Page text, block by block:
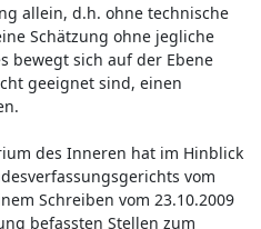
allein, d.h. ohne technische
Schätzung ohne jegliche
bewegt sich auf der Ebene
geeignet sind, einen
des Inneren hat im Hinblick
vom
Schreiben vom 23.10.2009
befassten Stellen zum